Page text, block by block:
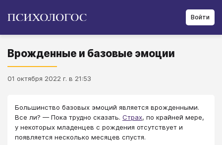
Войти
Врожденные и базовые эмоции
01 октября 2022 г. в 21:53
Большинство базовых эмоций является врожденными.
Все ли? — Пока трудно сказать. Страх, по крайней мере,
у некоторых младенцев с рождения отсутствует и
появляется несколько месяцев спустя.